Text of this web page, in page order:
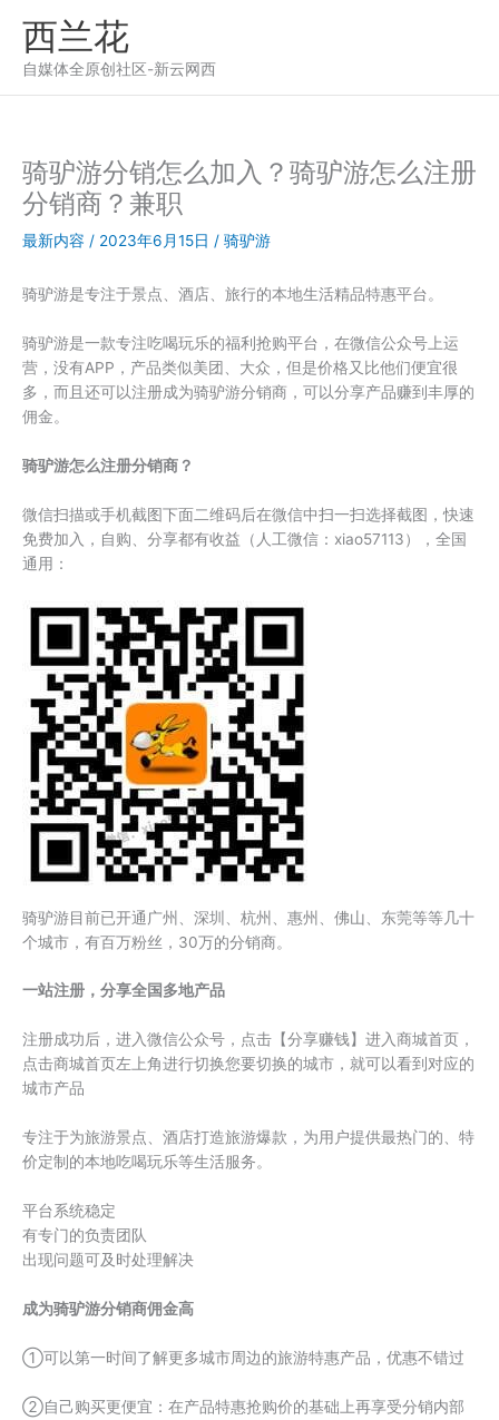
西兰花
自媒体全原创社区-新云网西
骑驴游分销怎么加入？骑驴游怎么注册
分销商？兼职
最新内容 / 2023年6月15日 / 骑驴游
骑驴游是专注于景点、酒店、旅行的本地生活精品特惠平台。
骑驴游是一款专注吃喝玩乐的福利抢购平台，在微信公众号上运
营，没有APP，产品类似美团、大众，但是价格又比他们便宜很
多，而且还可以注册成为骑驴游分销商，可以分享产品赚到丰厚的
佣金。
骑驴游怎么注册分销商？
微信扫描或手机截图下面二维码后在微信中扫一扫选择截图，快速
免费加入，自购、分享都有收益（人工微信：xiao57113），全国
通用：
骑驴游目前已开通广州、深圳、杭州、惠州、佛山、东莞等等几十
个城市，有百万粉丝，30万的分销商。
一站注册，分享全国多地产品
注册成功后，进入微信公众号，点击【分享赚钱】进入商城首页，
点击商城首页左上角进行切换您要切换的城市，就可以看到对应的
城市产品
专注于为旅游景点、酒店打造旅游爆款，为用户提供最热门的、特
价定制的本地吃喝玩乐等生活服务。
平台系统稳定
有专门的负责团队
出现问题可及时处理解决
成为骑驴游分销商佣金高
①可以第一时间了解更多城市周边的旅游特惠产品，优惠不错过
②自己购买更便宜：在产品特惠抢购价的基础上再享受分销内部